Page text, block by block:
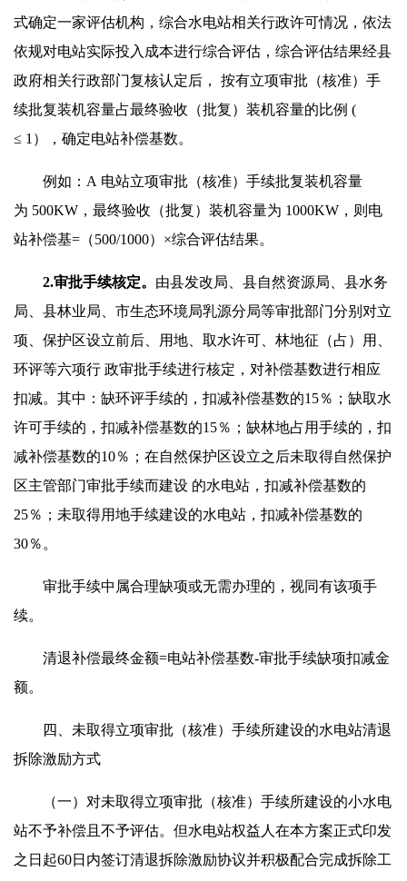
式确定一家评估机构，综合水电站相关行政许可情况，依法
依规对电站实际投入成本进行综合评估，综合评估结果经县
政府相关行政部门复核认定后， 按有立项审批（核准）手
续批复装机容量占最终验收（批复）装机容量的比例 (
≤ 1），确定电站补偿基数。
例如：A 电站立项审批（核准）手续批复装机容量
为 500KW，最终验收（批复）装机容量为 1000KW，则电
站补偿基=（500/1000）×综合评估结果。
2.审批手续核定。 由县发改局、县自然资源局、县水务
局、县林业局、市生态环境局乳源分局等审批部门分别对立
项、保护区设立前后、用地、取水许可、林地征（占）用、
环评等六项行 政审批手续进行核定，对补偿基数进行相应
扣减。其中：缺环评手续的，扣减补偿基数的15％；缺取水
许可手续的，扣减补偿基数的15％；缺林地占用手续的，扣
减补偿基数的10％；在自然保护区设立之后未取得自然保护
区主管部门审批手续而建设 的水电站，扣减补偿基数的
25％；未取得用地手续建设的水电站，扣减补偿基数的
30％。
审批手续中属合理缺项或无需办理的，视同有该项手
续。
清退补偿最终金额=电站补偿基数-审批手续缺项扣减金
额。
四、未取得立项审批（核准）手续所建设的水电站清退
拆除激励方式
（一）对未取得立项审批（核准）手续所建设的小水电
站不予补偿且不予评估。但水电站权益人在本方案正式印发
之日起60日内签订清退拆除激励协议并积极配合完成拆除工